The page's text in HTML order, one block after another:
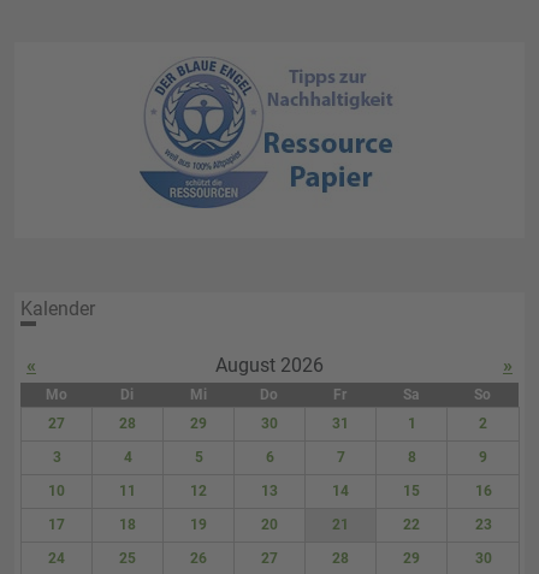
Kalender
« August 2026 »
Mo Di Mi Do Fr Sa
So
27
28 29 30 31 1
2
3
4 5 6 7 8
9
10
11 12 13 14 15
16
17
18 19 20 21 22
23
24
25 26 27 28 29
30